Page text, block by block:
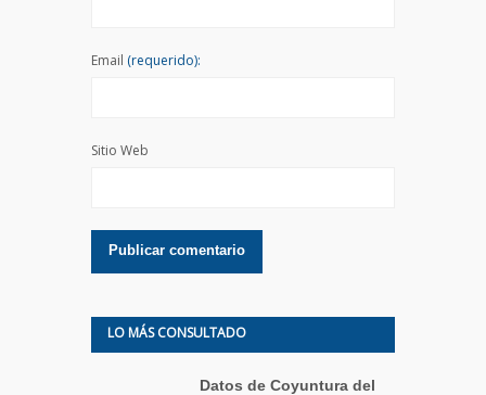
Email (requerido):
Sitio Web
LO MÁS CONSULTADO
Datos de Coyuntura del